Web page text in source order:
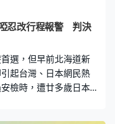
算以抗生素治療後，
康復。」 視光師：隱
港執業眼科視光師協
有25至5
忍改行程報警 判決
選，但早前北海道新
起台灣、日本網民熱
檢時，遭廿多歲日本